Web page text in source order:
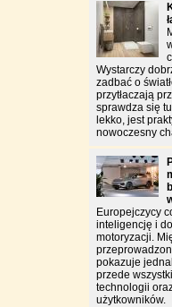
Wystarczy
zadbać o
przytłaczają
sprawdza się
lekko, jest
nowoczesny
Europejczycy
inteligencję i
motoryzacji.
pokazuje
przede
technologii
użytkowników.